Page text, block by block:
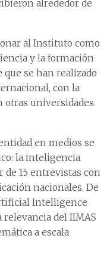
alrededor de
al Instituto como
y la formación
que se han realizado
con la
otras universidades
en medios se
la inteligencia
de 15 entrevistas con
nacionales. De
Intelligence
del IIMAS
a escala